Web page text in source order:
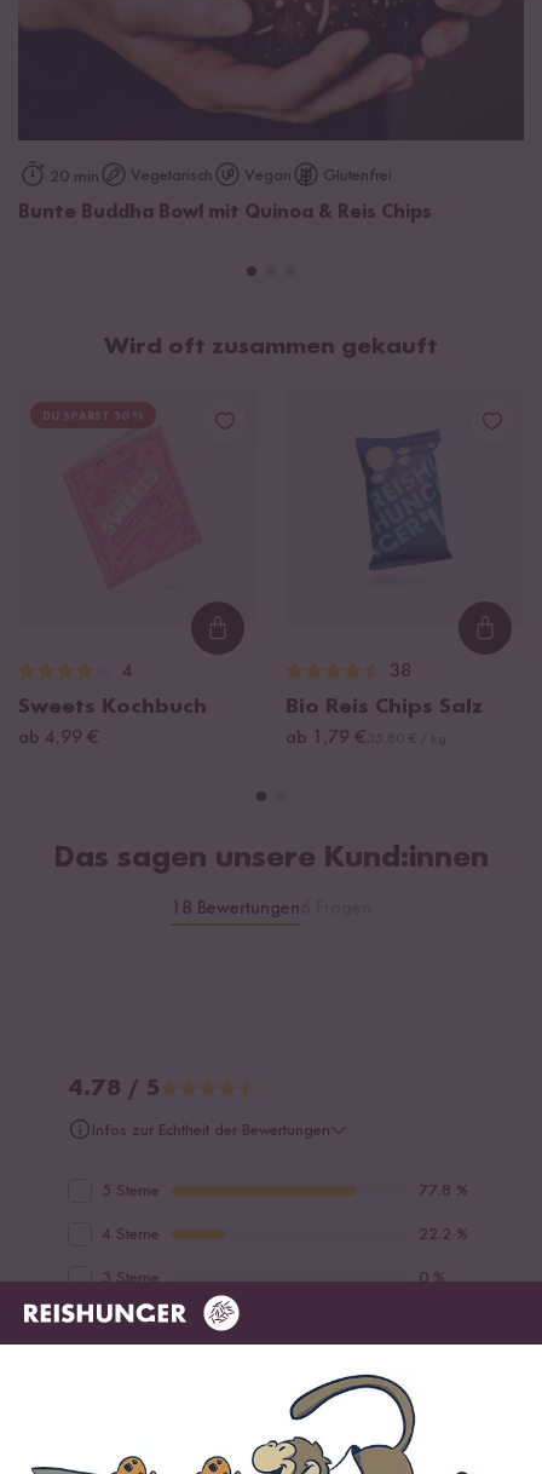
91% Vollkornreis*, 6% mediterrane Gewürze* (Rosmarin,
Oregano), Salz. *aus kontrolliert biologischem Anbau mit der
Kontrollnummer HR-EKO-04.
20 min Vegetarisch Vegan Glutenfrei
Bunte Buddha Bowl mit Quinoa & Reis Chips
Wird oft zusammen gekauft
DU SPARST 50 %
Loading...
4
Sweets Kochbuch
ab 4,99 €
38
Bio Reis Chips Salz
ab 1,79 €
Das sagen unsere Kund:innen
18 Bewertungen
4.78 / 5
Infos zur Echtheit der Bewertungen
5 Sterne 77.8 %
4 Sterne 22.2 %
3 Sterne 0 %
2 Sterne
Bewerte dieses Produkt